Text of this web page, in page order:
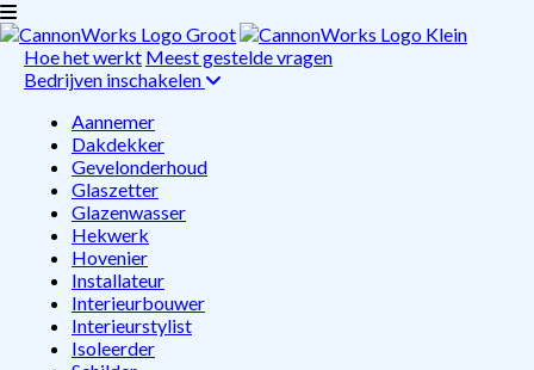
Hoe het werkt Meest gestelde vragen
Bedrijven inschakelen
Aannemer
Dakdekker
Gevelonderhoud
Glaszetter
Glazenwasser
Hekwerk
Hovenier
Installateur
Interieurbouwer
Interieurstylist
Isoleerder